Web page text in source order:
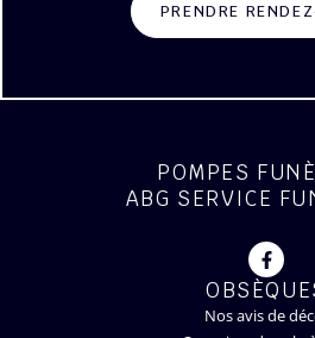
PRENDRE
POMPES
ABG SERVICE
Nos avis de